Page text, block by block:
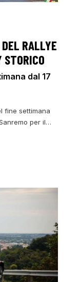
RALLYE
STORICO
dal 17
fine settimana
per il…